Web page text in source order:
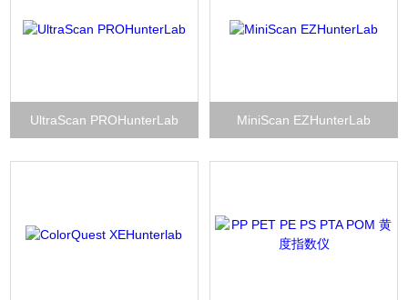
UltraScan PROHunterLab MiniScan EZHunterLab